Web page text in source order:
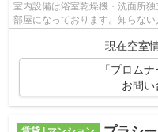
室内設備は浴室乾燥機・洗面所
部屋になっております。知らな
現在空室
「プロム
お問い